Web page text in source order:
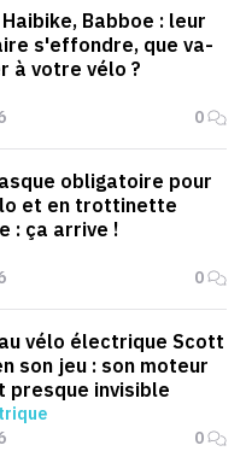
Babboe : leur
s'effondre, que va-
à votre vélo ?
0
obligatoire pour
et en trottinette
: ça arrive !
0
vélo électrique Scott
son jeu : son moteur
presque invisible
0